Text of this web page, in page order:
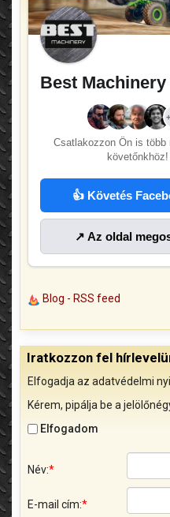
Best Machinery
Csatlakozzon Ön is több
követőnkhöz!
👍 Követés
↗ Az oldal
Blog - RSS feed
Iratkozzon fel
Elfogadja az adatvédelmi
Kérem, pipálja be a
Elfogadom
Név:*
E-mail cím:*